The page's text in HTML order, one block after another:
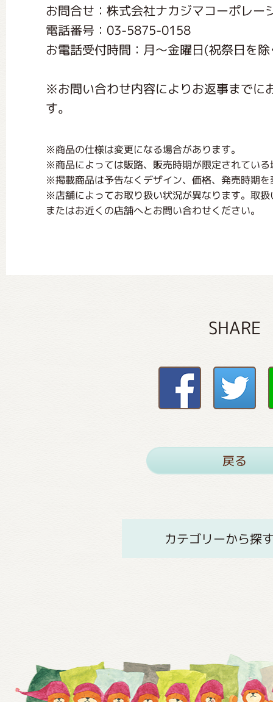
お問合せ：株式会社ナカジマコーポレー
電話番号：03-5875-0158
お電話受付時間：月〜金曜日(祝祭日を
※お問い合わせ内容によりお返事までに
す。
※商品の仕様は変更になる場合があります。
※商品によっては販路、販売時期が限定されてい
※掲載商品は予告なくデザイン、価格、発売時期
※店舗によってお取り扱い状況が異なります。取
またはお近くの店舗へとお問い合わせください。
SHARE
戻る
カテゴリーから探